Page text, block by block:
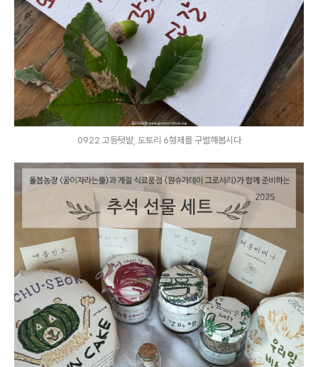
0922 고등텃밭, 도토리 6형제를 구별해봅시다